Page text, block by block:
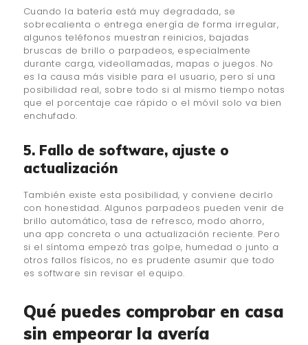
Cuando la batería está muy degradada, se
sobrecalienta o entrega energía de forma irregular,
algunos teléfonos muestran reinicios, bajadas
bruscas de brillo o parpadeos, especialmente
durante carga, videollamadas, mapas o juegos. No
es la causa más visible para el usuario, pero sí una
posibilidad real, sobre todo si al mismo tiempo notas
que el porcentaje cae rápido o el móvil solo va bien
enchufado.
5. Fallo de software, ajuste o
actualización
También existe esta posibilidad, y conviene decirlo
con honestidad. Algunos parpadeos pueden venir de
brillo automático, tasa de refresco, modo ahorro,
una app concreta o una actualización reciente. Pero
si el síntoma empezó tras golpe, humedad o junto a
otros fallos físicos, no es prudente asumir que todo
es software sin revisar el equipo.
Qué puedes comprobar en casa
sin empeorar la avería